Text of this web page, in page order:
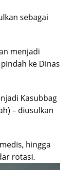
sebagai
menjadi
ke Dinas
Kasubbag
– diusulkan
hingga
rotasi.